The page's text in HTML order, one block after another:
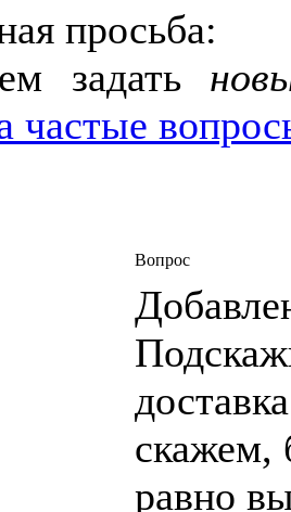
просьба:
задать
частые
Вопрос
скажем,
равно